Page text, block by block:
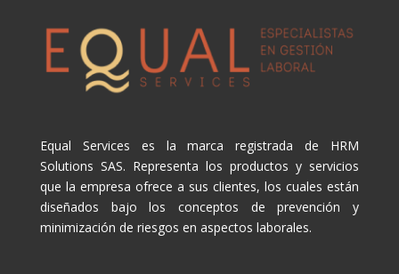
Equal Services es la marca registrada de HRM
Solutions SAS. Representa los productos y servicios
que la empresa ofrece a sus clientes, los cuales están
diseñados bajo los conceptos de prevención y
minimización de riesgos en aspectos laborales.